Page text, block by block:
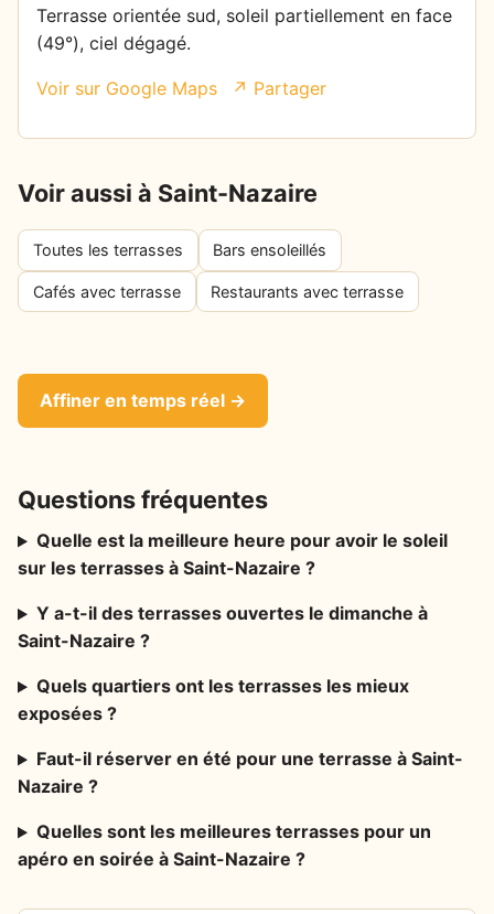
Terrasse orientée sud, soleil partiellement en face
(49°), ciel dégagé.
Voir sur Google Maps ↗ Partager
Voir aussi à Saint-Nazaire
Toutes les terrasses Bars ensoleillés
Cafés avec terrasse Restaurants avec terrasse
Affiner en temps réel →
Questions fréquentes
Quelle est la meilleure heure pour avoir le soleil
sur les terrasses à Saint-Nazaire ?
Y a-t-il des terrasses ouvertes le dimanche à
Saint-Nazaire ?
Quels quartiers ont les terrasses les mieux
exposées ?
Faut-il réserver en été pour une terrasse à Saint-
Nazaire ?
Quelles sont les meilleures terrasses pour un
apéro en soirée à Saint-Nazaire ?